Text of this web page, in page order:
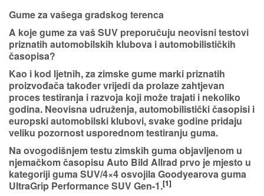
Gume za vašega gradskog terenca
A koje gume za vaš SUV preporučuju neovisni testovi
priznatih automobilskih klubova i automobilističkih
časopisa?
Kao i kod ljetnih, za zimske gume marki priznatih
proizvođača također vrijedi da prolaze zahtjevan
proces testiranja i razvoja koji može trajati i nekoliko
godina. Neovisna udruženja, automobilistički časopisi i
europski automobilski klubovi, svake godine pridaju
veliku pozornost usporednom testiranju guma.
Na ovogodišnjem testu zimskih guma objavljenom u
njemačkom časopisu Auto Bild Allrad prvo je mjesto u
kategoriji guma SUV/4×4 osvojilaGoodyearova guma
UltraGrip Performance SUV Gen-1.[1]